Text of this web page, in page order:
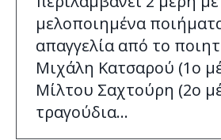
μελοποιημένα
απαγγελία από το
Μιχάλη Κατσαρού (1ο
Μίλτου Σαχτούρη (2ο
τραγούδια…